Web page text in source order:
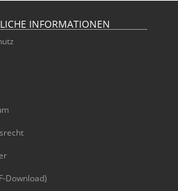
INFORMATIONEN
Download)